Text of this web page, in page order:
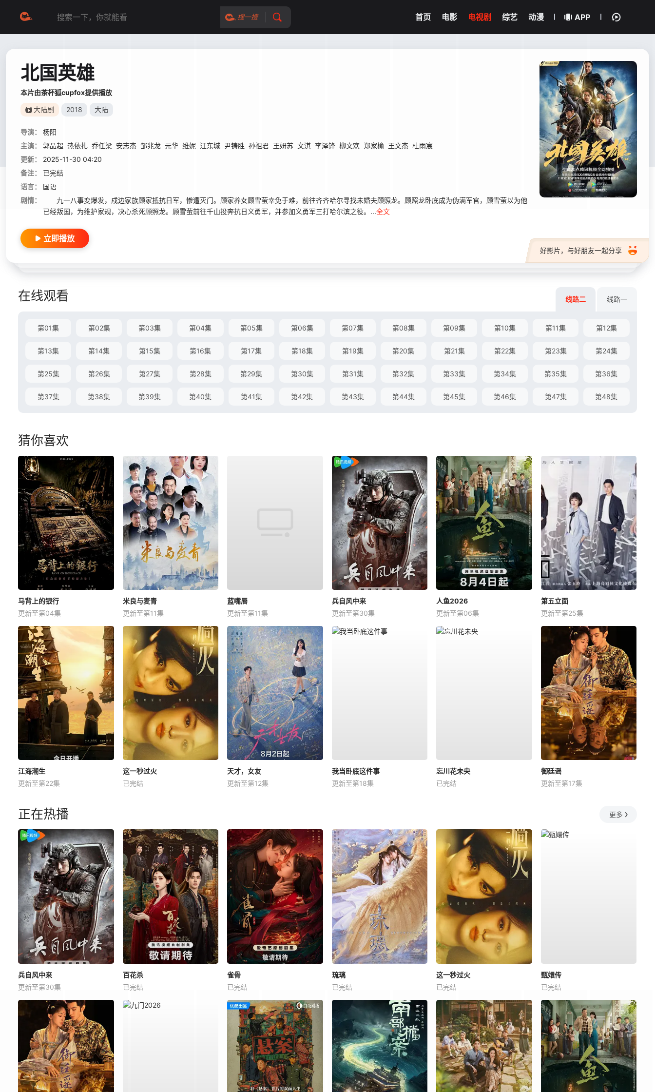
搜一搜 首页 电影 电视剧 综艺 动漫 APP
北国英雄
本片由茶杯狐cupfox提供播放
大陆剧 2018 大陆
导演：
杨阳
主演：
郭品超 热依扎 乔任梁 安志杰 邹兆龙 元华 维妮 汪东城 尹铸胜 孙祖君 王妍苏 文淇 李泽锋 柳文欢 郑家榆 王文杰 杜雨宸
更新：
2025-11-30 04:20
备注：
已完结
语言：
国语
剧情：
九一八事变爆发，戍边家族顾家抵抗日军，惨遭灭门。顾家养女顾雪萤幸免于难，前往齐齐哈尔寻找未婚夫顾照龙。顾照龙卧底成为伪满军官，顾雪萤以为他
已经叛国，为维护家规，决心杀死顾照龙。顾雪萤前往千山投奔抗日义勇军，并参加义勇军三打哈尔滨之役。...全文
好影片，与好朋友一起分享
立即播放
在线观看 线路二 线路一
第01集 第02集 第03集 第04集 第05集 第06集 第07集 第08集 第09集 第10集 第11集 第12集
第13集 第14集 第15集 第16集 第17集 第18集 第19集 第20集 第21集 第22集 第23集 第24集
第25集 第26集 第27集 第28集 第29集 第30集 第31集 第32集 第33集 第34集 第35集 第36集
第37集 第38集 第39集 第40集 第41集 第42集 第43集 第44集 第45集 第46集 第47集 第48集
猜你喜欢
马背上的银行
更新至第04集
米良与麦青
更新至第11集
蓝嘴唇
更新至第11集
兵自风中来
更新至第30集
人鱼2026
更新至第06集
第五立面
更新至第25集
江海潮生
更新至第22集
这一秒过火
已完结
天才，女友
更新至第12集
我当卧底这件事
更新至第18集
忘川花未央
已完结
御廷谣
更新至第17集
正在热播 更多
兵自风中来
更新至第30集
百花杀
已完结
雀骨
已完结
琉璃
已完结
这一秒过火
已完结
甄嬛传
已完结